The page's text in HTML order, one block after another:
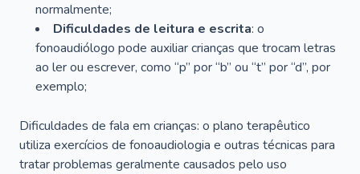
normalmente;
Dificuldades de leitura e escrita: o
fonoaudiólogo pode auxiliar crianças que trocam letras
ao ler ou escrever, como “p” por “b” ou “t” por “d”, por
exemplo;
Dificuldades de fala em crianças: o plano terapêutico
utiliza exercícios de fonoaudiologia e outras técnicas para
tratar problemas geralmente causados pelo uso